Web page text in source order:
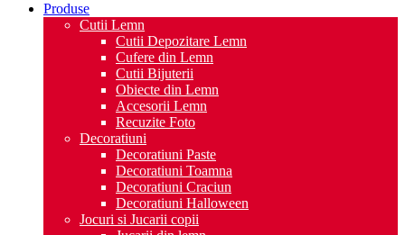
Produse
Cutii Lemn
Cutii Depozitare Lemn
Cufere din Lemn
Cutii Bijuterii
Obiecte din Lemn
Accesorii Lemn
Recuzite Foto
Decoratiuni
Decoratiuni Paste
Decoratiuni Toamna
Decoratiuni Craciun
Decoratiuni Halloween
Jocuri si Jucarii copii